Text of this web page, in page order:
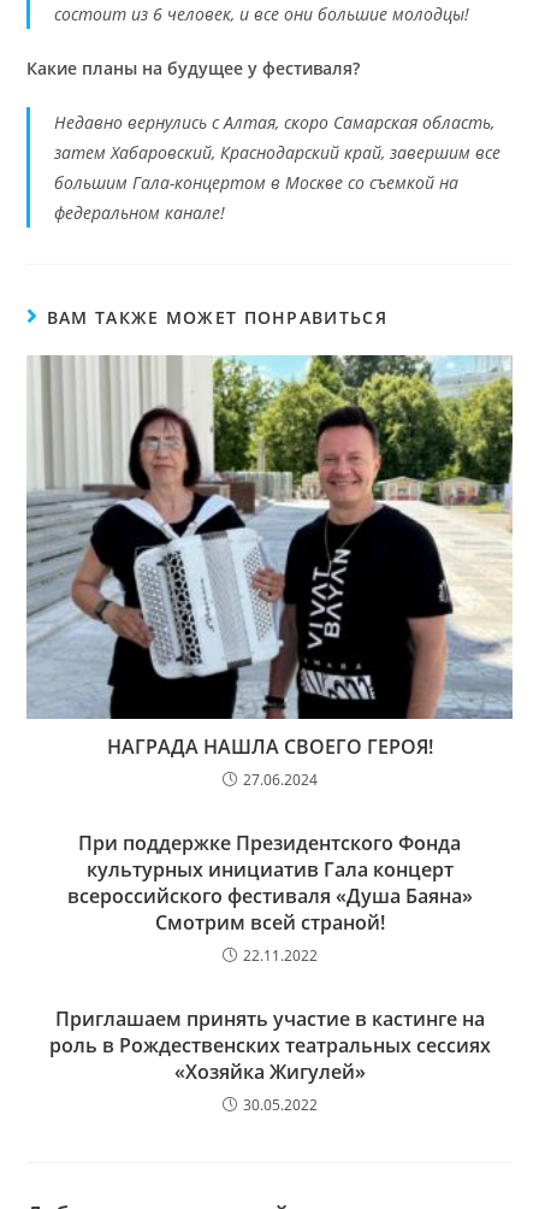
состоит из 6 человек, и все они большие молодцы!
Какие планы на будущее у фестиваля?
Недавно вернулись с Алтая, скоро Самарская область,
затем Хабаровский, Краснодарский край, завершим все
большим Гала-концертом в Москве со съемкой на
федеральном канале!
ВАМ ТАКЖЕ МОЖЕТ ПОНРАВИТЬСЯ
НАГРАДА НАШЛА СВОЕГО ГЕРОЯ!
27.06.2024
При поддержке Президентского Фонда
культурных инициатив Гала концерт
всероссийского фестиваля «Душа Баяна»
Смотрим всей страной!
22.11.2022
Приглашаем принять участие в кастинге на
роль в Рождественских театральных сессиях
«Хозяйка Жигулей»
30.05.2022